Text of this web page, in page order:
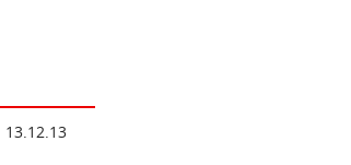
13.12.13